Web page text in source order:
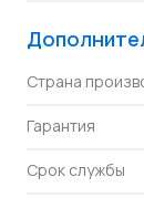
Страна
Гарантия
Срок службы